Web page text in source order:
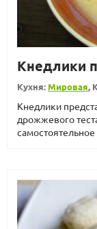
Кнедлики
Кухня:Мировая,
Кнедлики
дрожжевого